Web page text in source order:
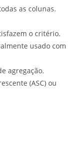
as colunas.
o critério.
usado com
agregação.
(ASC) ou